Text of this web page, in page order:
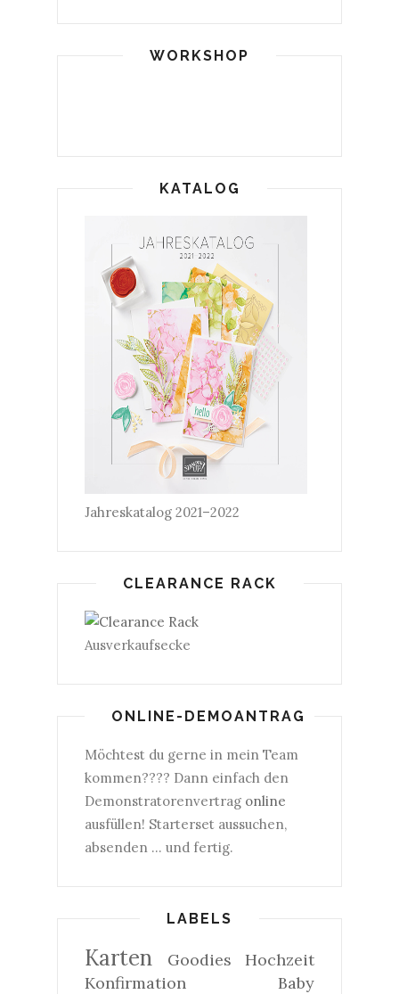
WORKSHOP
KATALOG
Jahreskatalog 2021–2022
CLEARANCE RACK
Ausverkaufsecke
ONLINE-DEMOANTRAG
Möchtest du gerne in mein Team
kommen???? Dann einfach den
Demonstratorenvertrag online
ausfüllen! Starterset aussuchen,
absenden ... und fertig.
LABELS
Karten Goodies
Hochzeit
Konfirmation
Baby